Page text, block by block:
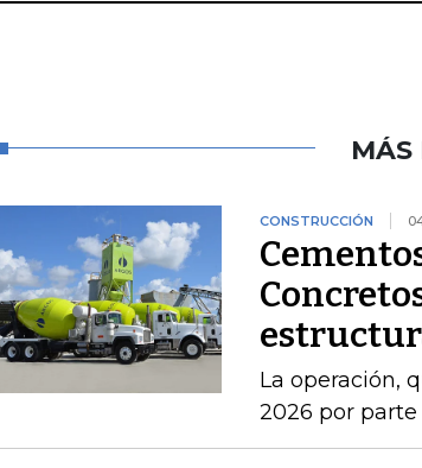
MÁS
CONSTRUCCIÓN
La operación,
2026 por